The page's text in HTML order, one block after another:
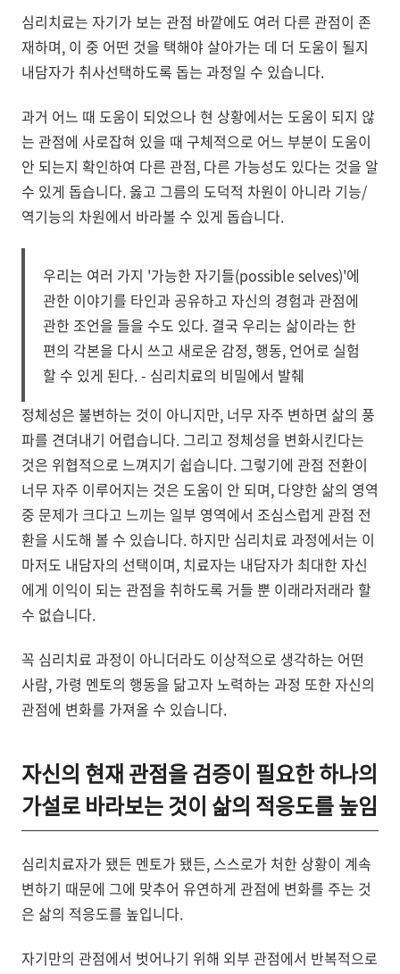
심리치료는 자기가 보는 관점 바깥에도 여러 다른 관점이 존
재하며, 이 중 어떤 것을 택해야 살아가는 데 더 도움이 될지
내담자가 취사선택하도록 돕는 과정일 수 있습니다.
과거 어느 때 도움이 되었으나 현 상황에서는 도움이 되지 않
는 관점에 사로잡혀 있을 때 구체적으로 어느 부분이 도움이
안 되는지 확인하여 다른 관점, 다른 가능성도 있다는 것을 알
수 있게 돕습니다. 옳고 그름의 도덕적 차원이 아니라 기능/
역기능의 차원에서 바라볼 수 있게 돕습니다.
우리는 여러 가지 '가능한 자기들(possible selves)'에
관한 이야기를 타인과 공유하고 자신의 경험과 관점에
관한 조언을 들을 수도 있다. 결국 우리는 삶이라는 한
편의 각본을 다시 쓰고 새로운 감정, 행동, 언어로 실험
할 수 있게 된다. - 심리치료의 비밀에서 발췌
정체성은 불변하는 것이 아니지만, 너무 자주 변하면 삶의 풍
파를 견뎌내기 어렵습니다. 그리고 정체성을 변화시킨다는
것은 위협적으로 느껴지기 쉽습니다. 그렇기에 관점 전환이
너무 자주 이루어지는 것은 도움이 안 되며, 다양한 삶의 영역
중 문제가 크다고 느끼는 일부 영역에서 조심스럽게 관점 전
환을 시도해 볼 수 있습니다. 하지만 심리치료 과정에서는 이
마저도 내담자의 선택이며, 치료자는 내담자가 최대한 자신
에게 이익이 되는 관점을 취하도록 거들 뿐 이래라저래라 할
수 없습니다.
꼭 심리치료 과정이 아니더라도 이상적으로 생각하는 어떤
사람, 가령 멘토의 행동을 닮고자 노력하는 과정 또한 자신의
관점에 변화를 가져올 수 있습니다.
자신의 현재 관점을 검증이 필요한 하나의
가설로 바라보는 것이 삶의 적응도를 높임
심리치료자가 됐든 멘토가 됐든, 스스로가 처한 상황이 계속
변하기 때문에 그에 맞추어 유연하게 관점에 변화를 주는 것
은 삶의 적응도를 높입니다.
자기만의 관점에서 벗어나기 위해 외부 관점에서 반복적으로